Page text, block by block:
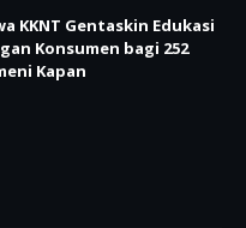
KKNT Gentaskin Edukasi
Konsumen bagi 252
Kapan